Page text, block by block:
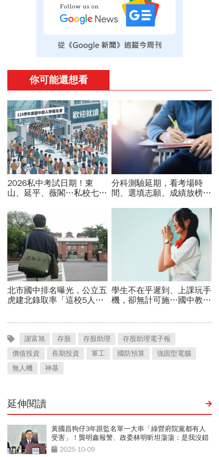
謝富旭 存股 存股助理
存股助理電子報
價值投資
長期投資 軍工 國防預算
強固型電腦
無人機
神基
延伸閱讀
黃國昌狗仔3年跟監名單一大串「綠營府院黨都有人
受害」！龔明鑫報警、政委林明昕坦蕩蕩：是我沒錯
2025-10-09